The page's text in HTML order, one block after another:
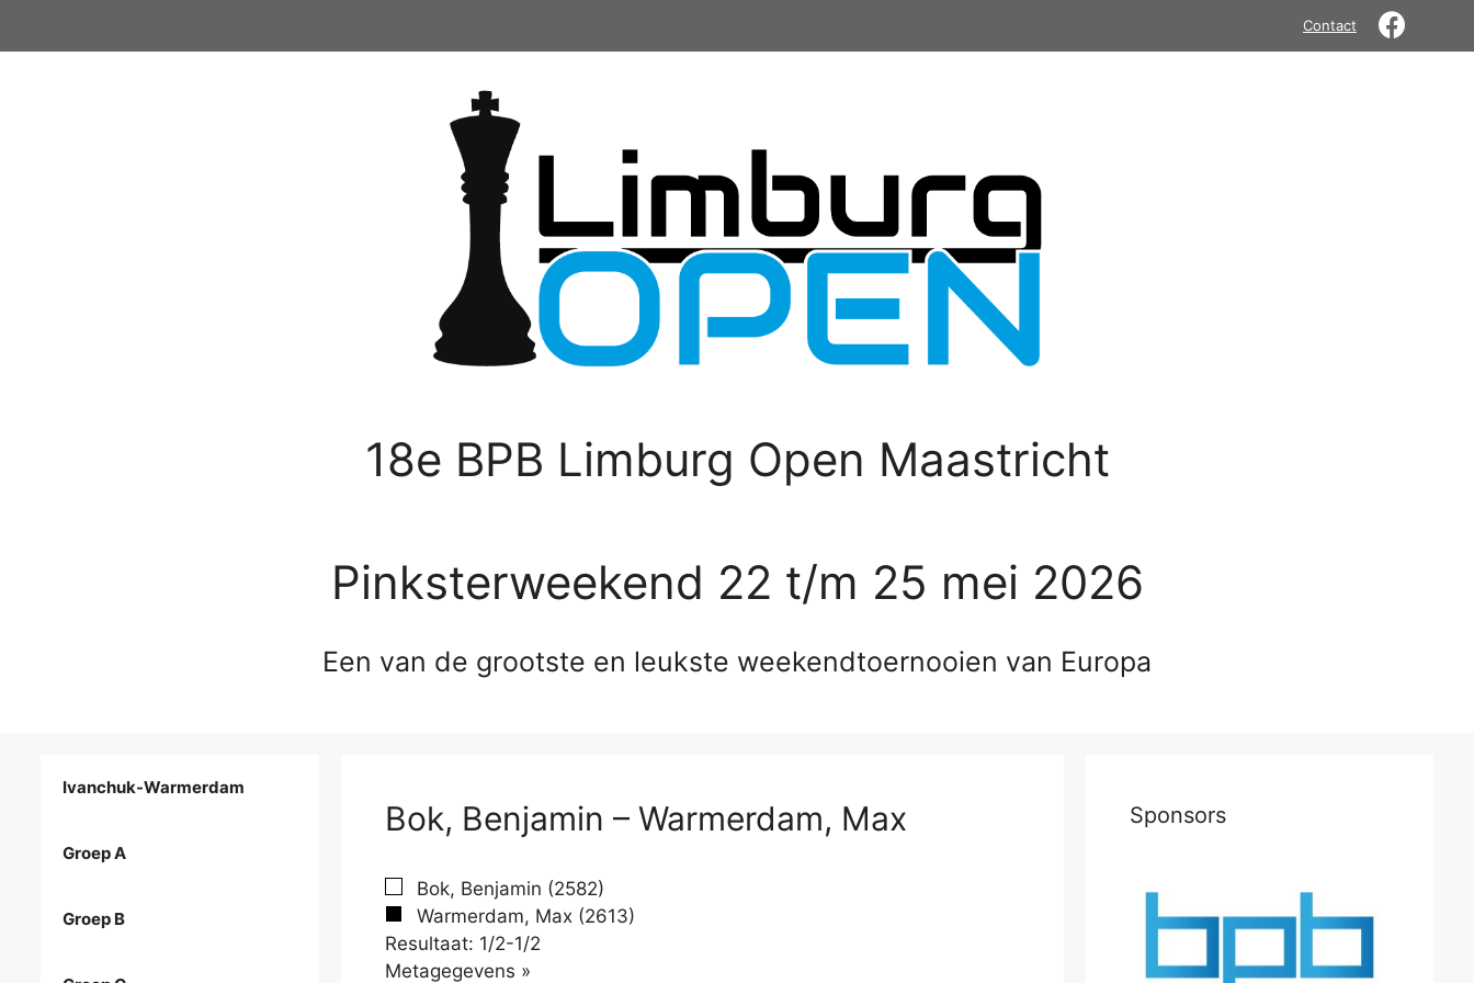
Contact
18e BPB Limburg Open Maastricht
Pinksterweekend 22 t/m 25 mei 2026
Een van de grootste en leukste weekendtoernooien van Europa
Bok, Benjamin – Warmerdam, Max
Bok, Benjamin (2582)
Warmerdam, Max (2613)
Resultaat: 1/2-1/2
Metagegevens »
Ivanchuk-Warmerdam
Groep A
Groep B
Sponsors